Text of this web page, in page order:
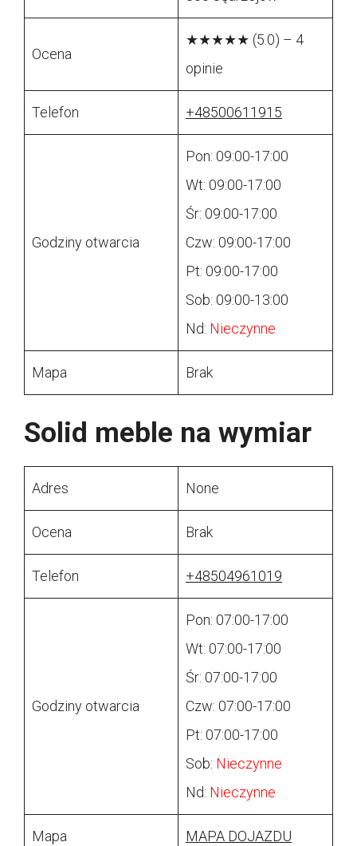
Ocena
★★★★★ (5.0) – 4
opinie
Telefon +48500611915
Godziny otwarcia
Pon: 09:00-17:00
Wt: 09:00-17:00
Śr: 09:00-17:00
Czw: 09:00-17:00
Pt: 09:00-17:00
Sob: 09:00-13:00
Nd: Nieczynne
Mapa Brak
Solid meble na wymiar
Adres None
Ocena Brak
Telefon +48504961019
Godziny otwarcia
Pon: 07:00-17:00
Wt: 07:00-17:00
Śr: 07:00-17:00
Czw: 07:00-17:00
Pt: 07:00-17:00
Sob: Nieczynne
Nd: Nieczynne
Mapa MAPA DOJAZDU